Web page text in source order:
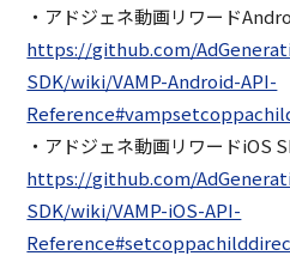
・アドジェネ動画リワード
https://github.com/
SDK/wiki/VAMP-Android-API-
・アドジェネ動画リワードiOS
https://github.com/
SDK/wiki/VAMP-iOS-API-